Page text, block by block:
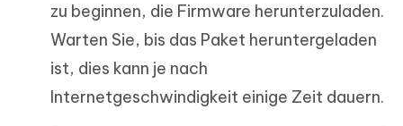
zu beginnen, die Firmware herunterzuladen.
Warten Sie, bis das Paket heruntergeladen
ist, dies kann je nach
Internetgeschwindigkeit einige Zeit dauern.